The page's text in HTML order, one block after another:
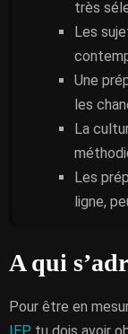
très
Les
Une
les
La
Les
ligne,
A qui
Pour être en